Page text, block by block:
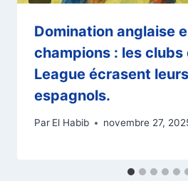
Domination anglaise
champions : les clubs
League écrasent
espagnols.
Par El Habib novembre 27,